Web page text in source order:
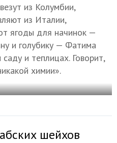
из Колумбии,
из Италии,
ягоды для начинок —
и голубику — Фатима
и теплицах. Говорит,
химии».
шейхов